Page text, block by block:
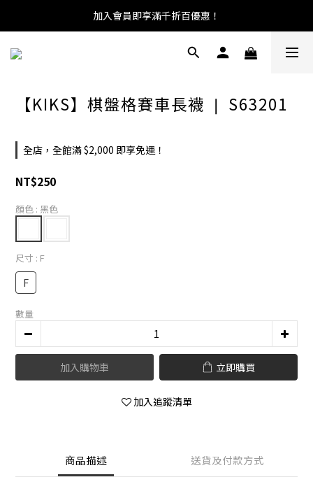
加入會員即享滿千折百優惠！
【KIKS】棋盤格賽車長襪 ❘ S63201
全店，全館滿 $2,000 即享免運！
NT$250
顏色 : 黑色
尺寸 : F
F
數量
加入購物車 立即購買
加入追蹤清單
商品描述 送貨及付款方式